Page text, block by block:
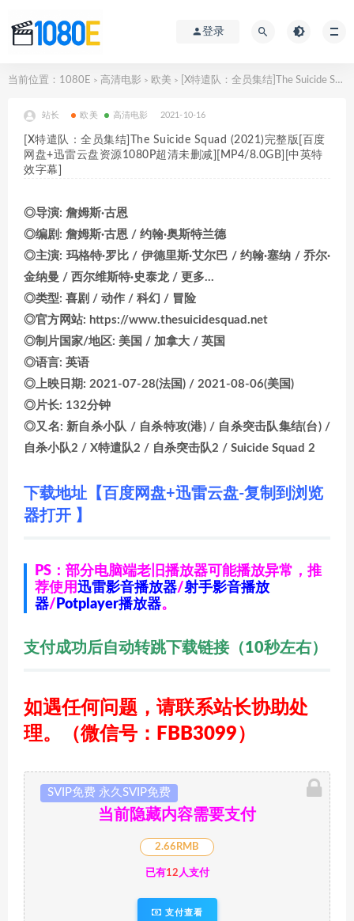
登录
当前位置： 1080E > 高清电影 > 欧美 > [X特遣队：全员集结]The Suicide Squad (2021)完整版[百度网盘+迅雷云盘资源1080P超清未删减][MP4/8.0GB][中英特效字幕]
站长 欧美 高清电影 2021-10-16
[X特遣队：全员集结]The Suicide Squad (2021)完整版[百度
网盘+迅雷云盘资源1080P超清未删减][MP4/8.0GB][中英特
效字幕]
◎导演: 詹姆斯·古恩
◎编剧: 詹姆斯·古恩 / 约翰·奥斯特兰德
◎主演: 玛格特·罗比 / 伊德里斯·艾尔巴 / 约翰·塞纳 / 乔尔·
金纳曼 / 西尔维斯特·史泰龙 / 更多…
◎类型: 喜剧 / 动作 / 科幻 / 冒险
◎官方网站: https://www.thesuicidesquad.net
◎制片国家/地区: 美国 / 加拿大 / 英国
◎语言: 英语
◎上映日期: 2021-07-28(法国) / 2021-08-06(美国)
◎片长: 132分钟
◎又名: 新自杀小队 / 自杀特攻(港) / 自杀突击队集结(台) /
自杀小队2 / X特遣队2 / 自杀突击队2 / Suicide Squad 2
下载地址【百度网盘+迅雷云盘-复制到浏览
器打开 】
PS：部分电脑端老旧播放器可能播放异常，推
荐使用迅雷影音播放器/射手影音播放
器/ Potplayer播放器。
支付成功后自动转跳下载链接（10秒左右）
如遇任何问题，请联系站长协助处
理。（微信号：FBB3099）
SVIP免费 永久SVIP免费
当前隐藏内容需要支付
2.66RMB
已有12人支付
支付查看